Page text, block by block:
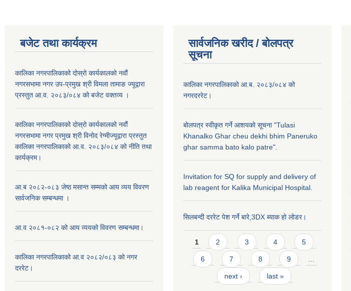
बजेट तथा कार्यक्रम
कालिका नगरपालिकाको दोस्रो कार्यकालको नवौं
नगरसभामा नगर उप-प्रमुख श्री विमला तामाङ ज्यूद्वारा
प्रस्तुत आ.व. २०८३/०८४ को बजेट वक्तव्य ।
कालिका नगरपालिकाको दोस्रो कार्यकालको नवौं
नगरसभामा नगर प्रमुख श्री विनोद रेग्मीज्यूद्वारा प्रस्तुत
कालिका नगरपालिकाको आ.व. २०८३/०८४ को नीति तथा
कार्यक्रम।
आ.ब २०८२-०८३ जेष्ठ मसान्त सम्मको आय व्यय विवरण
सार्वजनिक सम्बन्धमा ।
आ.व २०८१-०८२ को आय व्ययको विवरण सम्बन्धमा।
कालिका नगरपालिकाको आ.व २०८२/०८३ को नगर
दररेट।
सार्वजनिक खरीद / बाेलपत्र
सूचना
कालिका नगरपालिकाको आ.ब. २०८३/०८४ को
नगरदररेट।
बोलपत्र स्वीकृत गर्ने आशयको सूचना "Tulasi
Khanalko Ghar cheu dekhi bhim Paneruko
ghar samma bato kalo patre".
Invitation for SQ for supply and delivery of
lab reagent for Kalika Municipal Hospital.
सिलबन्दी दररेट पेश गर्ने बारे,3DX ब्याक हो लोडर।
Pages
1 2 3 4 5
6 7 8 9
next › last »